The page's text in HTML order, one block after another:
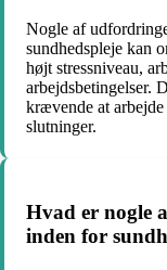
Nogle af
sundhedspleje kan
højt stressniveau,
arbejdsbetingelser.
krævende at arbejde
slutninger.
Hvad er nogle
inden for